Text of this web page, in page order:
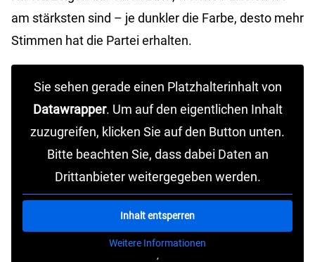
am stärksten sind – je dunkler die Farbe, desto mehr
Stimmen hat die Partei erhalten.
Sie sehen gerade einen Platzhalterinhalt von
Datawrapper. Um auf den eigentlichen Inhalt
zuzugreifen, klicken Sie auf den Button unten.
Bitte beachten Sie, dass dabei Daten an
Drittanbieter weitergegeben werden.
Inhalt entsperren
Weitere Informationen
‚